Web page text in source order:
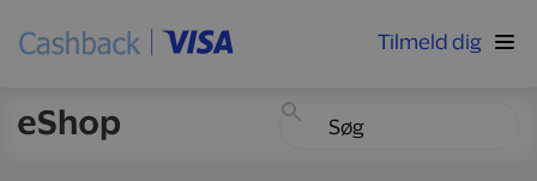
Tilmeld dig